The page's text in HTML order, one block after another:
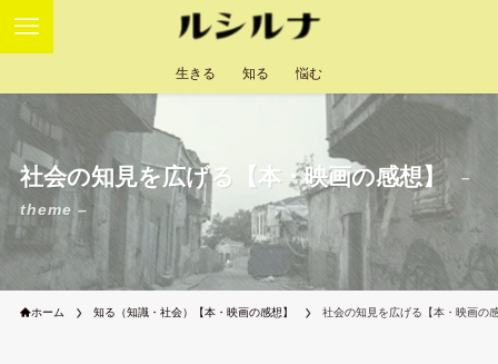
生きる 知る 悩む
社会の知見を広げる【本・映画の感想】
–
theme –
ホーム 知る（知識・社会）【本・映画の感想】 社会の知見を広げる【本・映画の